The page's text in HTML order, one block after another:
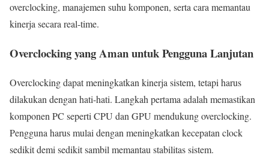
overclocking, manajemen suhu komponen, serta cara memantau
kinerja secara real-time.
Overclocking yang Aman untuk Pengguna Lanjutan
Overclocking dapat meningkatkan kinerja sistem, tetapi harus
dilakukan dengan hati-hati. Langkah pertama adalah memastikan
komponen PC seperti CPU dan GPU mendukung overclocking.
Pengguna harus mulai dengan meningkatkan kecepatan clock
sedikit demi sedikit sambil memantau stabilitas sistem.